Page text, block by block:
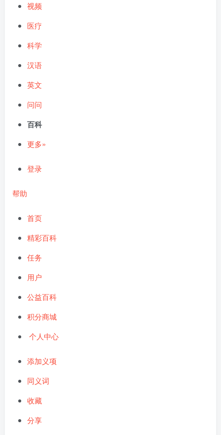
视频
医疗
科学
汉语
英文
问问
百科
更多»
登录
帮助
首页
精彩百科
任务
用户
公益百科
积分商城
个人中心
添加义项
同义词
收藏
分享